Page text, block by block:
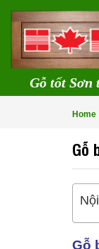
Gỗ tốt Sơn
Home
Gỗ
Gỗ